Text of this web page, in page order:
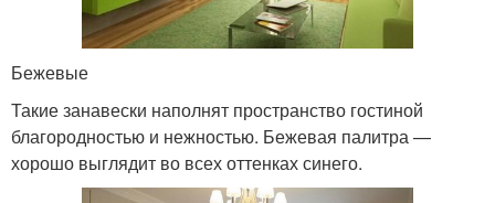
Бежевые
Такие занавески наполнят пространство гостиной
благородностью и нежностью. Бежевая палитра —
хорошо выглядит во всех оттенках синего.